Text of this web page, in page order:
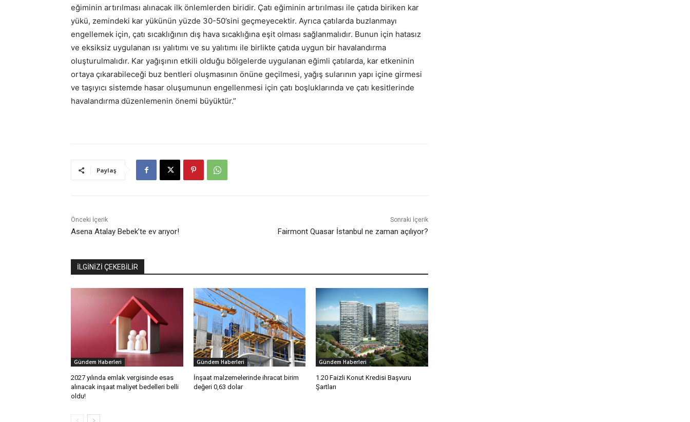
eğiminin artırılması alınacak ilk önlemlerden biridir. Çatı eğiminin artırılması ile çatıda biriken kar
yükü, zemindeki kar yükünün yüzde 30-50’sini geçmeyecektir. Ayrıca çatılarda buzlanmayı
engellemek için, çatı sıcaklığının dış hava sıcaklığına eşit olması sağlanmalıdır. Bunun için hatasız
ve eksiksiz uygulanan ısı yalıtımı ve su yalıtımı ile birlikte çatıda uygun bir havalandırma
oluşturulmalıdır. Kar yağışının etkili olduğu bölgelerde uygulanan eğimli çatılarda, kar etkeninin
ortaya çıkarabileceği buz bentleri oluşmasının önüne geçilmesi, yağış sularının yapı içine girmesi
ve taşıyıcı sistemde hasar oluşumunun engellenmesi için çatı boşluklarında ve çatı kesitlerinde
havalandırma düzenlemenin önemi büyüktür.”
Paylaş
Önceki İçerik
Asena Atalay Bebek’te ev arıyor!
Sonraki İçerik
Fairmont Quasar İstanbul ne zaman açılıyor?
İLGİNİZİ ÇEKEBİLİR
Gündem Haberleri
2027 yılında emlak vergisinde esas
alınacak inşaat maliyet bedelleri belli
oldu!
Gündem Haberleri
İnşaat malzemelerinde ihracat birim
değeri 0,63 dolar
Gündem Haberleri
1.20 Faizli Konut Kredisi Başvuru
Şartları